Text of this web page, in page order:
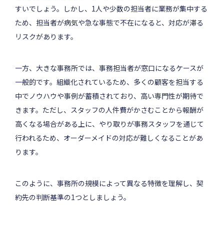
すいでしょう。しかし、1人や少数の担当者に業務が集中する
ため、担当者が病気や急な事態で不在になると、対応が滞る
リスクがあります。
一方、大きな事務所では、事務担当者が窓口になるケースが
一般的です。組織化されているため、多くの顧客を担当する
中でノウハウや事例が蓄積されており、高い専門性が期待で
きます。ただし、スタッフの人件費がかさむことから報酬が
高くなる場合がある上に、やり取りが事務スタッフを通じて
行われるため、オーダーメイドの対応が難しくなることがあ
ります。
このように、事務所の規模によって異なる特徴を理解し、契
約先の判断基準の1つとしましょう。